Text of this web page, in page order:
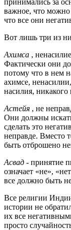
принимались за
важное, что можно
что все они
Вот лишь три из
Ахимса ,
Фактически они
потому что в нем
ахимсе,
насилия, никакого
Астейя , не
Они должны
сделать это
неправде. Вместо
быть отброшено
Асвад - принятие
означает «не»,
все должно быть
Все религии
истории не
их все
просто